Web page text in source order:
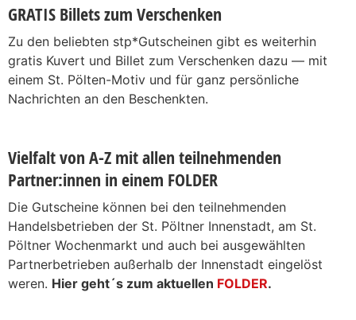
GRATIS Billets zum Verschenken
Zu den beliebten stp*Gutscheinen gibt es weiterhin
gratis Kuvert und Billet zum Verschenken dazu — mit
einem St. Pölten-Motiv und für ganz persönliche
Nachrichten an den Beschenkten.
Vielfalt von A-Z mit allen teilnehmenden
Partner:innen in einem FOLDER
Die Gutscheine können bei den teilnehmenden
Handelsbetrieben der St. Pöltner Innenstadt, am St.
Pöltner Wochenmarkt und auch bei ausgewählten
Partnerbetrieben außerhalb der Innenstadt eingelöst
weren. Hier geht´s zum aktuellen FOLDER.